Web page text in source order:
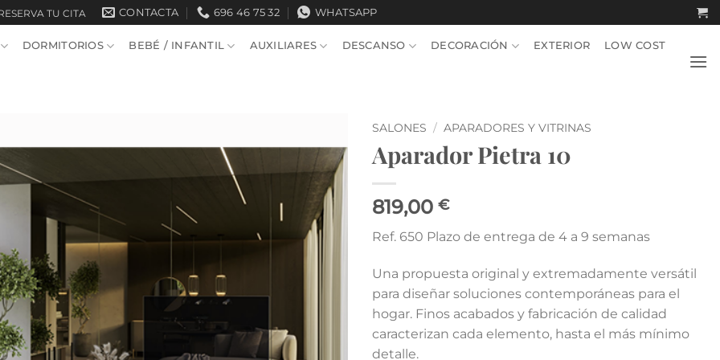
TU CITA CONTACTA 696 46 75 32 WHATSAPP
DORMITORIOS BEBÉ / INFANTIL AUXILIARES DESCANSO DECORACIÓN EXTERIOR LOW COST
SALONES / APARADORES Y VITRINAS
Aparador Pietra 10
819,00 €
Ref. 650 Plazo de entrega de 4 a 9 semanas
Una propuesta original y extremadamente versátil
para diseñar soluciones contemporáneas para el
hogar. Finos acabados y fabricación de calidad
caracterizan cada elemento, hasta el más mínimo
detalle.